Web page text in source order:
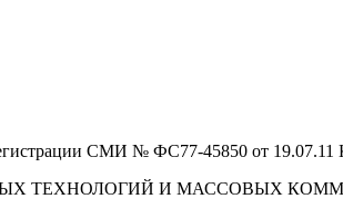
СМИ № ФС77-45850 от
ТЕХНОЛОГИЙ И МАССОВЫХ